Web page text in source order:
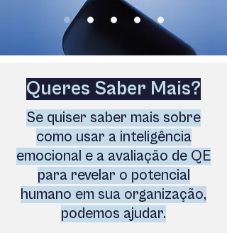
Queres Saber Mais?
Se quiser saber mais sobre
como usar a inteligência
emocional e a avaliação de QE
para revelar o potencial
humano em sua organização,
podemos ajudar.